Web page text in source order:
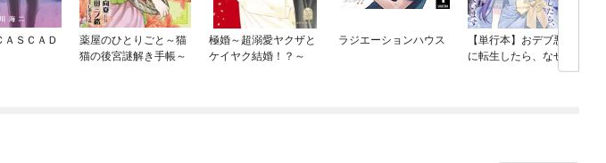
ＳＣＡＤ
薬屋のひとりごと～猫
猫の後宮謎解き手帳～
極婚～超溺愛ヤクザと
ケイヤク結婚！？～
ラジエーションハウス
【単行本】おデブ悪女
に転生したら、なぜか
ラスボス王子様に執着